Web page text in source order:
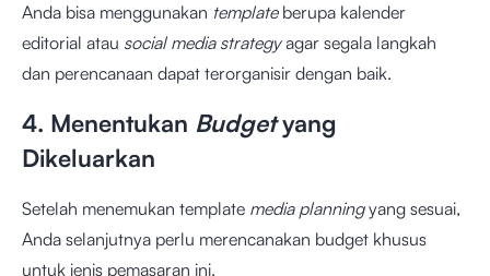
Anda bisa menggunakan template berupa kalender
editorial atau social media strategyagar segala langkah
dan perencanaan dapat terorganisir dengan baik.
4. Menentukan Budgetyang
Dikeluarkan
Setelah menemukan template media planningyang sesuai,
Anda selanjutnya perlu merencanakan budget khusus
untuk jenis pemasaran ini.